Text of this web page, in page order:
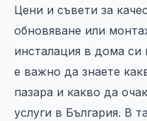
Цени и съвети за
обновяване или
инсталация в дома си
е важно да знаете
пазара и какво да
услуги в България. В